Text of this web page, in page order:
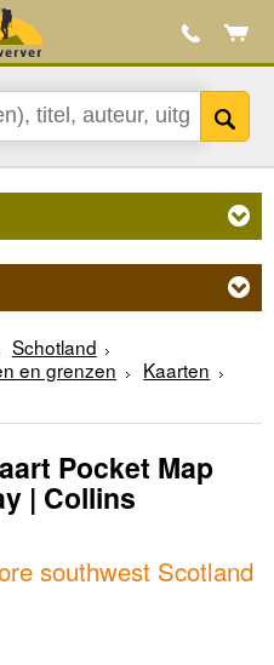
Schotland
en grenzen
Kaarten
Pocket Map
| Collins
southwest Scotland